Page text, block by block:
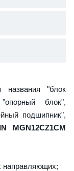
названия "блок
блок",
подшипник",
MGN12CZ1CM
направляющих;